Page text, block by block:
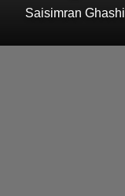
Saisimran Ghashi